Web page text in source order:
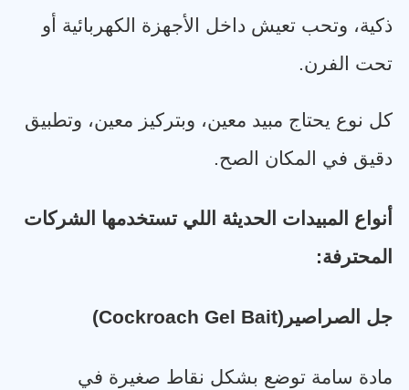
ذكية، وتحب تعيش داخل الأجهزة الكهربائية أو
تحت الفرن.
كل نوع يحتاج مبيد معين، وبتركيز معين، وتطبيق
دقيق في المكان الصح.
أنواع المبيدات الحديثة اللي تستخدمها الشركات
المحترفة:
جل الصراصير (Cockroach Gel Bait)
مادة سامة توضع بشكل نقاط صغيرة في